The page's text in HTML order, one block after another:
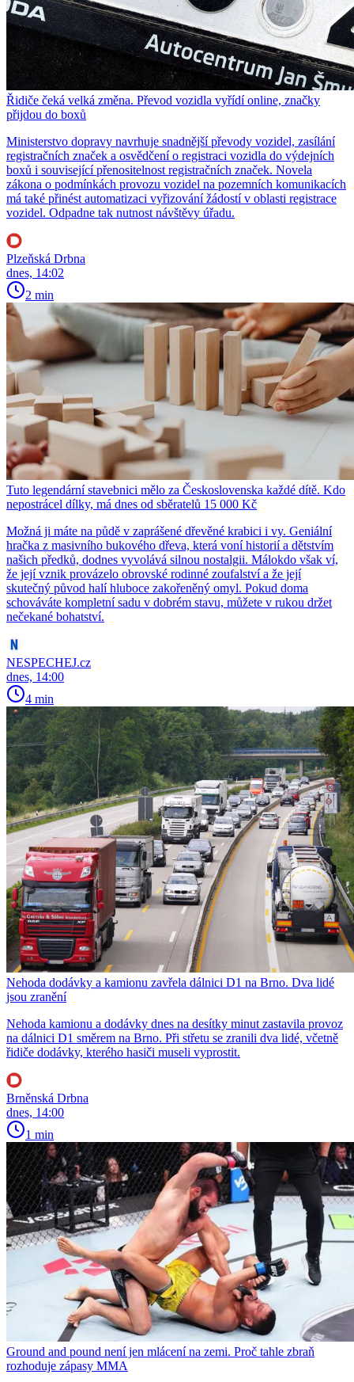
Řidiče čeká velká změna. Převod vozidla vyřídí online, značky
přijdou do boxů
Ministerstvo dopravy navrhuje snadnější převody vozidel, zasílání
registračních značek a osvědčení o registraci vozidla do výdejních
boxů i související přenositelnost registračních značek. Novela
zákona o podmínkách provozu vozidel na pozemních komunikacích
má také přinést automatizaci vyřizování žádostí v oblasti registrace
vozidel. Odpadne tak nutnost návštěvy úřadu.
Plzeňská Drbna
dnes, 14:02
2 min
Tuto legendární stavebnici mělo za Československa každé dítě. Kdo
nepostrácel dílky, má dnes od sběratelů 15 000 Kč
Možná ji máte na půdě v zaprášené dřevěné krabici i vy. Geniální
hračka z masivního bukového dřeva, která voní historií a dětstvím
našich předků, dodnes vyvolává silnou nostalgii. Málokdo však ví,
že její vznik provázelo obrovské rodinné zoufalství a že její
skutečný původ halí hluboce zakořeněný omyl. Pokud doma
schováváte kompletní sadu v dobrém stavu, můžete v rukou držet
nečekané bohatství.
NESPECHEJ.cz
dnes, 14:00
4 min
Nehoda dodávky a kamionu zavřela dálnici D1 na Brno. Dva lidé
jsou zranění
Nehoda kamionu a dodávky dnes na desítky minut zastavila provoz
na dálnici D1 směrem na Brno. Při střetu se zranili dva lidé, včetně
řidiče dodávky, kterého hasiči museli vyprostit.
Brněnská Drbna
dnes, 14:00
1 min
Ground and pound není jen mlácení na zemi. Proč tahle zbraň
rozhoduje zápasy MMA